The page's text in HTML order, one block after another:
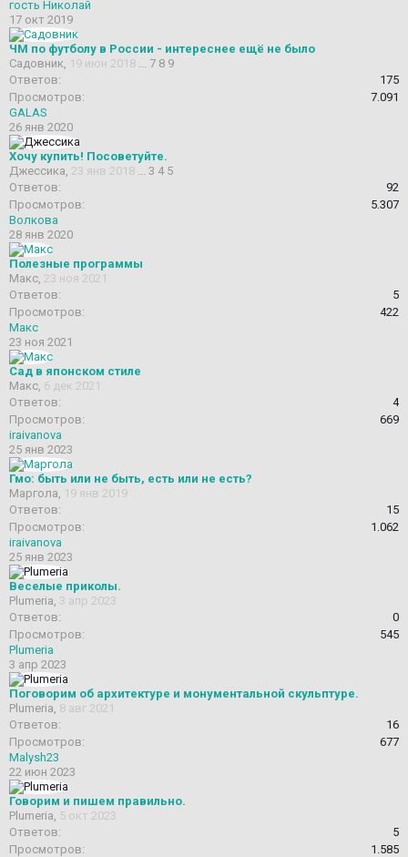
гость Николай
17 окт 2019
ЧМ по футболу в России - интереснее ещё не было
Садовник, 19 июн 2018 ... 7 8 9
Ответов:
175
Просмотров:
7.091
GALAS
26 янв 2020
Хочу купить! Посоветуйте.
Джессика, 23 янв 2018 ... 3 4 5
Ответов:
92
Просмотров:
5.307
Волкова
28 янв 2020
Полезные программы
Макс, 23 ноя 2021
Ответов:
5
Просмотров:
422
Макс
23 ноя 2021
Сад в японском стиле
Макс, 6 дек 2021
Ответов:
4
Просмотров:
669
iraivanova
25 янв 2023
Гмо: быть или не быть, есть или не есть?
Маргола, 19 янв 2019
Ответов:
15
Просмотров:
1.062
iraivanova
25 янв 2023
Веселые приколы.
Plumeria, 3 апр 2023
Ответов:
0
Просмотров:
545
Plumeria
3 апр 2023
Поговорим об архитектуре и монументальной скульптуре.
Plumeria, 8 авг 2021
Ответов:
16
Просмотров:
677
Malysh23
22 июн 2023
Говорим и пишем правильно.
Plumeria, 5 окт 2023
Ответов:
5
Просмотров:
1.585